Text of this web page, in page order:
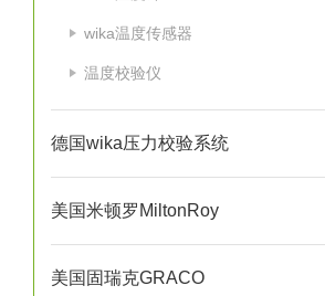
wika温度传感器
温度校验仪
德国wika压力校验系统
美国米顿罗MiltonRoy
美国固瑞克GRACO